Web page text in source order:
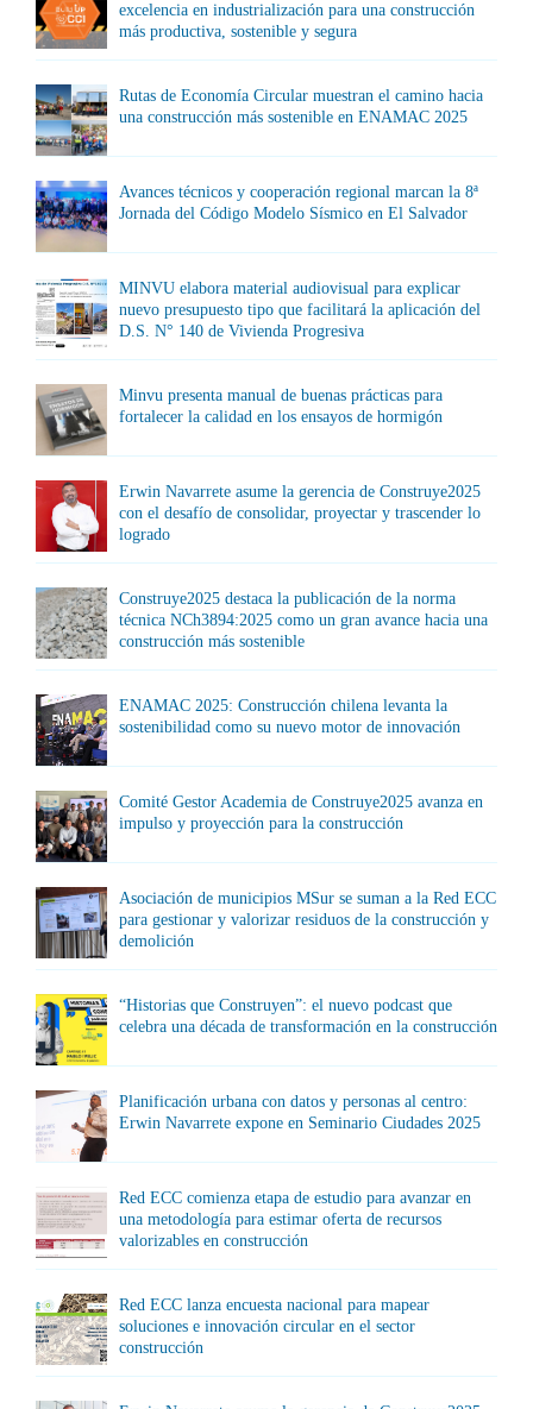
excelencia en industrialización para una construcción
más productiva, sostenible y segura
Rutas de Economía Circular muestran el camino hacia
una construcción más sostenible en ENAMAC 2025
Avances técnicos y cooperación regional marcan la 8ª
Jornada del Código Modelo Sísmico en El Salvador
MINVU elabora material audiovisual para explicar
nuevo presupuesto tipo que facilitará la aplicación del
D.S. N° 140 de Vivienda Progresiva
Minvu presenta manual de buenas prácticas para
fortalecer la calidad en los ensayos de hormigón
Erwin Navarrete asume la gerencia de Construye2025
con el desafío de consolidar, proyectar y trascender lo
logrado
Construye2025 destaca la publicación de la norma
técnica NCh3894:2025 como un gran avance hacia una
construcción más sostenible
ENAMAC 2025: Construcción chilena levanta la
sostenibilidad como su nuevo motor de innovación
Comité Gestor Academia de Construye2025 avanza en
impulso y proyección para la construcción
Asociación de municipios MSur se suman a la Red ECC
para gestionar y valorizar residuos de la construcción y
demolición
“Historias que Construyen”: el nuevo podcast que
celebra una década de transformación en la construcción
Planificación urbana con datos y personas al centro:
Erwin Navarrete expone en Seminario Ciudades 2025
Red ECC comienza etapa de estudio para avanzar en
una metodología para estimar oferta de recursos
valorizables en construcción
Red ECC lanza encuesta nacional para mapear
soluciones e innovación circular en el sector
construcción